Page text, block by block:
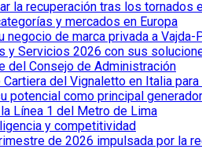
la recuperación tras los tornados
y mercados en Europa
de marca privada a Vajda-
Servicios 2026 con sus
del Consejo de Administración
del Vignaletto en Italia
potencial como principal
Línea 1 del Metro de Lima
y competitividad
de 2026 impulsada por la